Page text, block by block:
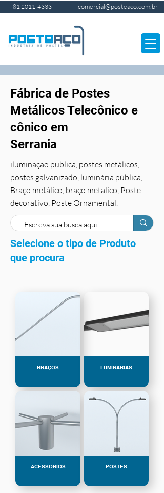
81 2011-4333 comercial@posteaco.com.br
Fábrica de Postes
Metálicos Telecônico e
cônico em
Serrania
iluminação publica, postes metálicos,
postes galvanizado, luminária pública,
Braço metálico, braço metalico, Poste
decorativo, Poste Ornamental.
Selecione o tipo de Produto
que procura
BRAÇOS LUMINÁRIAS
ACESSÓRIOS POSTES